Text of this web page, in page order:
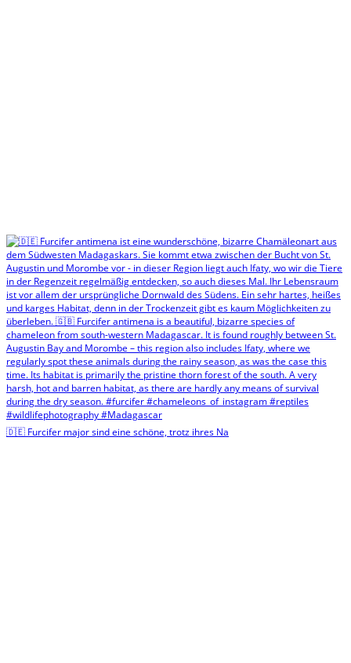
🇩🇪 Furcifer major sind eine schöne, trotz ihres Na